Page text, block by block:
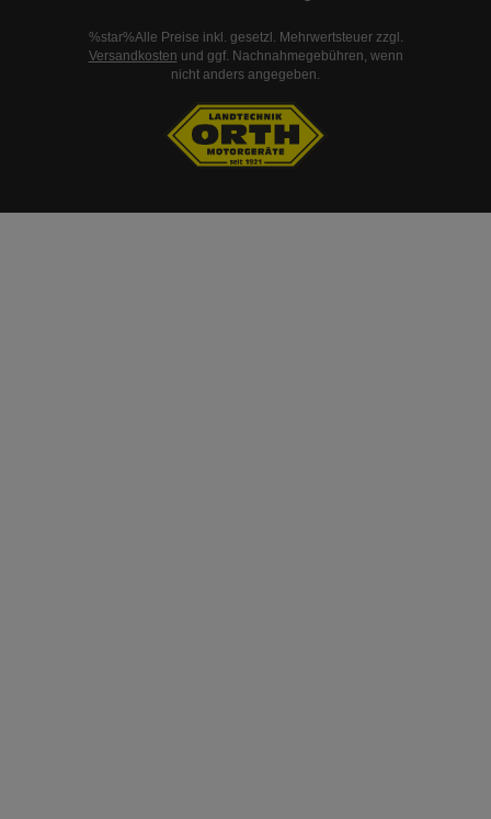
%star%Alle Preise inkl. gesetzl. Mehrwertsteuer zzgl.
Versandkosten und ggf. Nachnahmegebühren, wenn
nicht anders angegeben.